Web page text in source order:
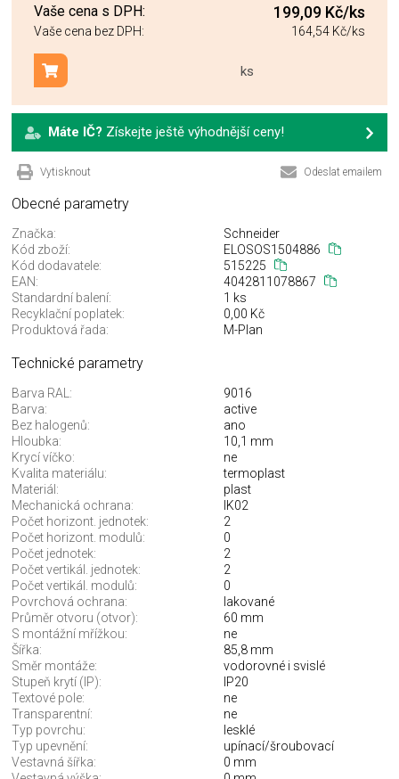
Vaše cena s DPH: 199,09 Kč/ks
Vaše cena bez DPH: 164,54 Kč/ks
ks
Přidat do košíku
Máte IČ? Získejte ještě výhodnější ceny!
Vytisknout Odeslat emailem
Obecné parametry
Značka:
Schneider
Kód zboží:
ELOSOS1504886
Kód dodavatele:
515225
EAN:
4042811078867
Standardní balení:
1 ks
Recyklační poplatek:
0,00 Kč
Produktová řada:
M-Plan
Technické parametry
Barva RAL:
9016
Barva:
active
Bez halogenů:
ano
Hloubka:
10,1 mm
Krycí víčko:
ne
Kvalita materiálu:
termoplast
Materiál:
plast
Mechanická ochrana:
IK02
Počet horizont. jednotek:
2
Počet horizont. modulů:
0
Počet jednotek:
2
Počet vertikál. jednotek:
2
Počet vertikál. modulů:
0
Povrchová ochrana:
lakované
Průměr otvoru (otvor):
60 mm
S montážní mřížkou:
ne
Šířka:
85,8 mm
Směr montáže:
vodorovné i svislé
Stupeň krytí (IP):
IP20
Textové pole:
ne
Transparentní:
ne
Typ povrchu:
lesklé
Typ upevnění:
upínací/šroubovací
Vestavná šířka:
0 mm